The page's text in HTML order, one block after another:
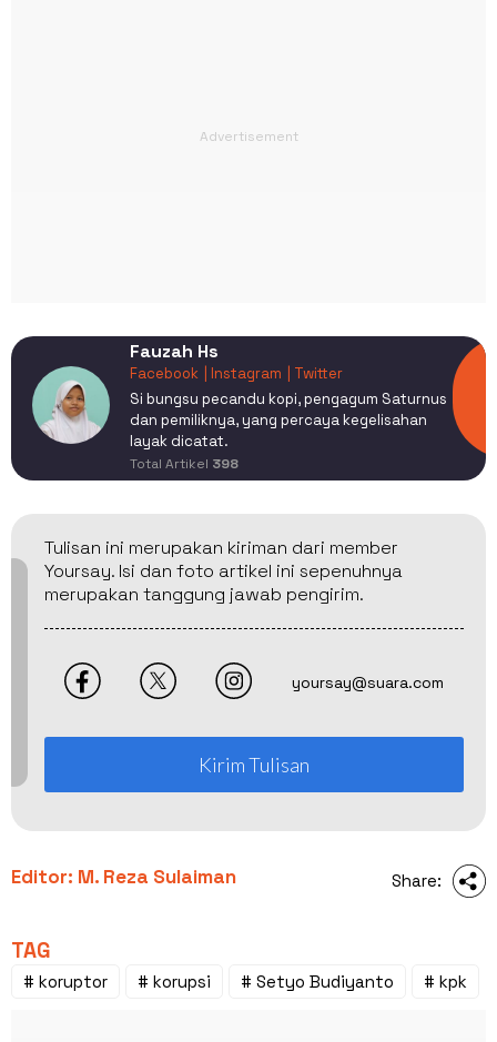
Fauzah Hs
Facebook | Instagram
| Twitter
Si bungsu pecandu kopi, pengagum Saturnus
dan pemiliknya, yang percaya kegelisahan
layak dicatat.
Total Artikel 398
Tulisan ini merupakan kiriman dari member
Yoursay. Isi dan foto artikel ini sepenuhnya
merupakan tanggung jawab pengirim.
yoursay@suara.com
Kirim Tulisan
Editor: M. Reza Sulaiman Share:
TAG
# koruptor # korupsi # Setyo Budiyanto # kpk